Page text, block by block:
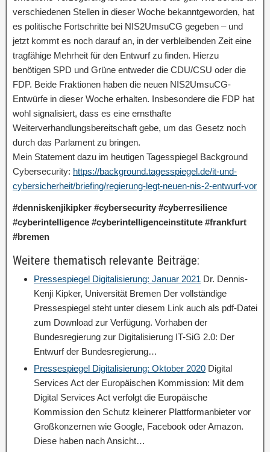
verschiedenen Stellen in dieser Woche bekanntgeworden, hat
es politische Fortschritte bei NIS2UmsuCG gegeben – und
jetzt kommt es noch darauf an, in der verbleibenden Zeit eine
tragfähige Mehrheit für den Entwurf zu finden. Hierzu
benötigen SPD und Grüne entweder die CDU/CSU oder die
FDP. Beide Fraktionen haben die neuen NIS2UmsuCG-
Entwürfe in dieser Woche erhalten. Insbesondere die FDP hat
wohl signalisiert, dass es eine ernsthafte
Weiterverhandlungsbereitschaft gebe, um das Gesetz noch
durch das Parlament zu bringen.
Mein Statement dazu im heutigen Tagesspiegel Background
Cybersecurity: https://background.tagesspiegel.de/it-und-
cybersicherheit/briefing/regierung-legt-neuen-nis-2-entwurf-vor
#denniskenjikipker #cybersecurity #cyberresilience
#cyberintelligence #cyberintelligenceinstitute #frankfurt
#bremen
Weitere thematisch relevante Beiträge:
Pressespiegel Digitalisierung: Januar 2021 Dr. Dennis-
Kenji Kipker, Universität Bremen Der vollständige
Pressespiegel steht unter diesem Link auch als pdf-Datei
zum Download zur Verfügung. Vorhaben der
Bundesregierung zur Digitalisierung IT-SiG 2.0: Der
Entwurf der Bundesregierung…
Pressespiegel Digitalisierung: Oktober 2020 Digital
Services Act der Europäischen Kommission: Mit dem
Digital Services Act verfolgt die Europäische
Kommission den Schutz kleinerer Plattformanbieter vor
Großkonzernen wie Google, Facebook oder Amazon.
Diese haben nach Ansicht…